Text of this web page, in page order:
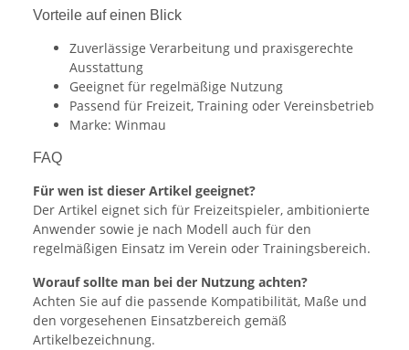
Vorteile auf einen Blick
Zuverlässige Verarbeitung und praxisgerechte
Ausstattung
Geeignet für regelmäßige Nutzung
Passend für Freizeit, Training oder Vereinsbetrieb
Marke: Winmau
FAQ
Für wen ist dieser Artikel geeignet?
Der Artikel eignet sich für Freizeitspieler, ambitionierte
Anwender sowie je nach Modell auch für den
regelmäßigen Einsatz im Verein oder Trainingsbereich.
Worauf sollte man bei der Nutzung achten?
Achten Sie auf die passende Kompatibilität, Maße und
den vorgesehenen Einsatzbereich gemäß
Artikelbezeichnung.